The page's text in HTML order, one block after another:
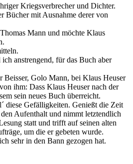
Kriegsverbrecher und Dichter.
Bücher mit Ausnahme derer von
Mann und möchte Klaus
anstrengend, für das Buch aber
Beisser, Golo Mann, bei Klaus Heuser
ihm: Dass Klaus Heuser nach der
sein neues Buch überreicht.
diese Gefälligkeiten. Genießt die Zeit
Aufenthalt und nimmt letztendlich
statt und trifft auf seinen alten
um die er gebeten wurde.
sehr in den Bann gezogen hat.